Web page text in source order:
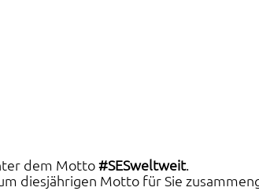
dem Motto #SESweltweit.
diesjährigen Motto für Sie